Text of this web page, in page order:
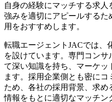
自身の経験にマッチする求
強みを適切にアピールする
用をおすすめします。
転職エージェントJACでは、
を設けています。専門コン
て深い知識を持ち、マーケ
ます。採用企業側とも密に
ため、各社の採用背景、求
情報をもとに適切なマッチン